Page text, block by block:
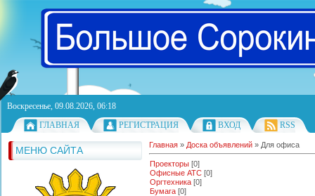
Воскресенье, 09.08.2026, 06:18
ГЛАВНАЯ
РЕГИСТРАЦИЯ ВХОД RSS
МЕНЮ САЙТА Главная » Доска объявлений » Для офиса
Проекторы [0]
Офисные АТС [0]
Оргтехника [0]
Бумага [0]